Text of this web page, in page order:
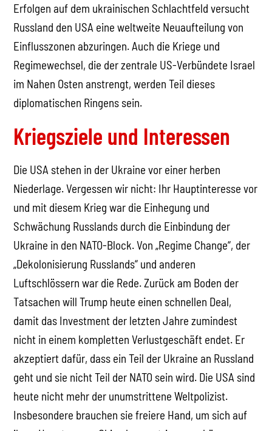
Erfolgen auf dem ukrainischen Schlachtfeld versucht
Russland den USA eine weltweite Neuaufteilung von
Einflusszonen abzuringen. Auch die Kriege und
Regimewechsel, die der zentrale US-Verbündete Israel
im Nahen Osten anstrengt, werden Teil dieses
diplomatischen Ringens sein.
Kriegsziele und Interessen
Die USA stehen in der Ukraine vor einer herben
Niederlage. Vergessen wir nicht: Ihr Hauptinteresse vor
und mit diesem Krieg war die Einhegung und
Schwächung Russlands durch die Einbindung der
Ukraine in den NATO-Block. Von „Regime Change“, der
„Dekolonisierung Russlands“ und anderen
Luftschlössern war die Rede. Zurück am Boden der
Tatsachen will Trump heute einen schnellen Deal,
damit das Investment der letzten Jahre zumindest
nicht in einem kompletten Verlustgeschäft endet. Er
akzeptiert dafür, dass ein Teil der Ukraine an Russland
geht und sie nicht Teil der NATO sein wird. Die USA sind
heute nicht mehr der unumstrittene Weltpolizist.
Insbesondere brauchen sie freiere Hand, um sich auf